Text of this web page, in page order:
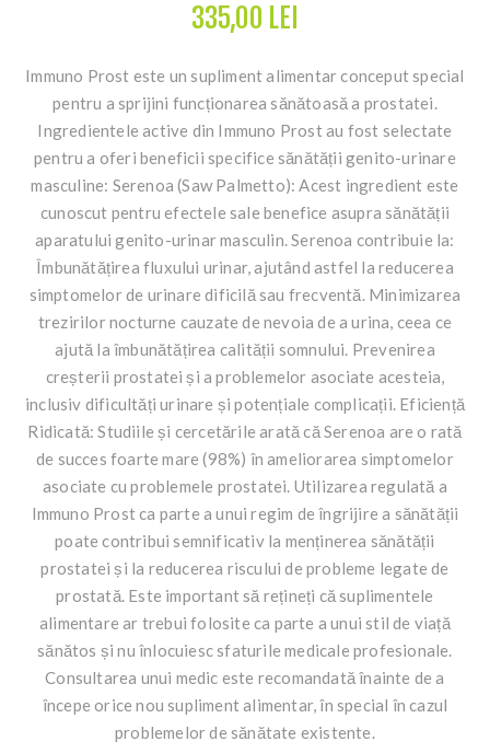
335,00 LEI
Immuno Prost este un supliment alimentar conceput special
pentru a sprijini funcționarea sănătoasă a prostatei.
Ingredientele active din Immuno Prost au fost selectate
pentru a oferi beneficii specifice sănătății genito-urinare
masculine: Serenoa (Saw Palmetto): Acest ingredient este
cunoscut pentru efectele sale benefice asupra sănătății
aparatului genito-urinar masculin. Serenoa contribuie la:
Îmbunătățirea fluxului urinar, ajutând astfel la reducerea
simptomelor de urinare dificilă sau frecventă. Minimizarea
trezirilor nocturne cauzate de nevoia de a urina, ceea ce
ajută la îmbunătățirea calității somnului. Prevenirea
creșterii prostatei și a problemelor asociate acesteia,
inclusiv dificultăți urinare și potențiale complicații. Eficiență
Ridicată: Studiile și cercetările arată că Serenoa are o rată
de succes foarte mare (98%) în ameliorarea simptomelor
asociate cu problemele prostatei. Utilizarea regulată a
Immuno Prost ca parte a unui regim de îngrijire a sănătății
poate contribui semnificativ la menținerea sănătății
prostatei și la reducerea riscului de probleme legate de
prostată. Este important să rețineți că suplimentele
alimentare ar trebui folosite ca parte a unui stil de viață
sănătos și nu înlocuiesc sfaturile medicale profesionale.
Consultarea unui medic este recomandată înainte de a
începe orice nou supliment alimentar, în special în cazul
problemelor de sănătate existente.